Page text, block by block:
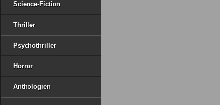
Science-Fiction
Thriller
Psychothriller
Horror
Anthologien